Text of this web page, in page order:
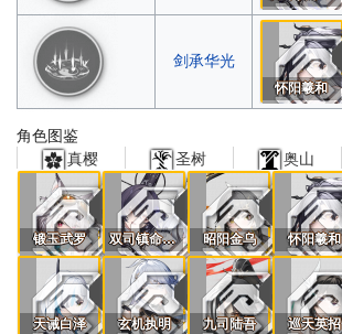
剑承华光
怀阳羲和
角色图鉴
真樱
圣树 奥山
锻玉武罗 双司镇命无常 昭阳金乌 怀阳羲和
天诫白泽 玄机执明 九司陆吾 巡天英招